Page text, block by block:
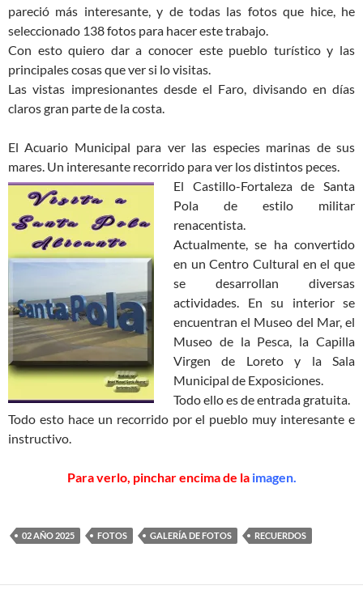
pareció más interesante, y de todas las fotos que hice, he
seleccionado 138 fotos para hacer este trabajo.
Con esto quiero dar a conocer este pueblo turístico y las
principales cosas que ver si lo visitas.
Las vistas impresionantes desde el Faro, divisando en días
claros gran parte de la costa.
El Acuario Municipal para ver las especies marinas de sus
mares. Un interesante recorrido para ver los distintos peces.
El Castillo-Fortaleza de Santa
Pola de estilo militar
renacentista.
Actualmente, se ha convertido
en un Centro Cultural en el que
se desarrollan di­versas
actividades. En su interior se
encuentran el Museo del Mar, el
Museo de la Pesca, la Capilla
Virgen de Loreto y la Sala
Municipal de Exposiciones.
Todo ello es de entrada gratuita.
Todo esto hace un recorrido por el pueblo muy interesante e
instructivo.
Para verlo, pinchar encima de la imagen.
02 AÑO 2025 FOTOS GALERÍA DE FOTOS RECUERDOS